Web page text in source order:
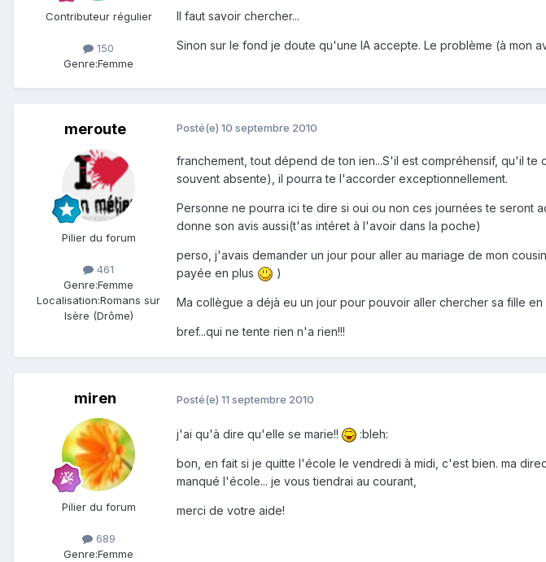
Contributeur régulier
150
Genre:Femme
Il faut savoir chercher...
Sinon sur le fond je doute qu'une IA accepte. Le problème (à mon
meroute
Pilier du forum
461
Genre:Femme
Localisation:Romans sur
Isère (Drôme)
Posté(e) 10 septembre 2010
franchement, tout dépend de ton ien...S'il est compréhensif, qu'il
souvent absente), il pourra te l'accorder exceptionnellement.
Personne ne pourra ici te dire si oui ou non ces journées te seront
donne son avis aussi(t'as intéret à l'avoir dans la poche)
perso, j'avais demander un jour pour aller au mariage de mon
payée en plus
)
Ma collègue a déjà eu un jour pour pouvoir aller chercher sa fille en
bref...qui ne tente rien n'a rien!!!
miren
Pilier du forum
689
Genre:Femme
Posté(e) 11 septembre 2010
j'ai qu'à dire qu'elle se marie!! :bleh:
bon, en fait si je quitte l'école le vendredi à midi, c'est bien. ma
manqué l'école... je vous tiendrai au courant,
merci de votre aide!